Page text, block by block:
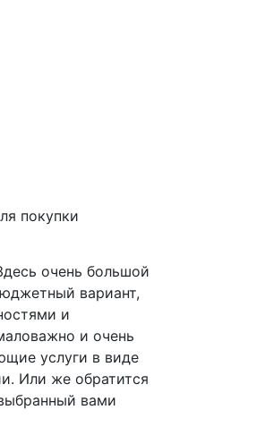
покупки
очень большой
вариант,
и
и очень
услуги в виде
Или же обратится
вами